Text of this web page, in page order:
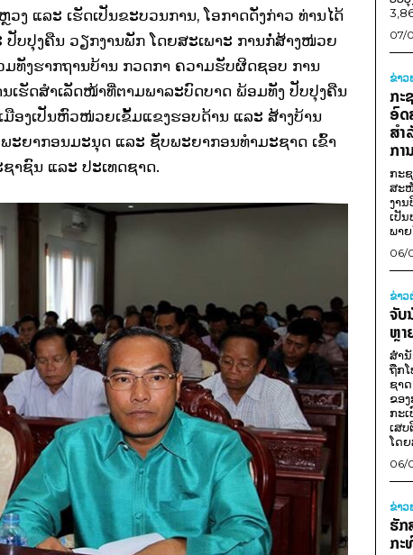
ງ ແລະ ເຮັດເປັນຂະບວນການ, ໂອກາດດັ່ງກ່າວ ທ່ານໄດ້
ບປຸງຄືນ ວຽກງານພັກ ໂດຍສະເພາະ ການກໍ່ສ້າງໜ່ວຍ
ທັງຮາກຖານບ້ານ ກວດກາ ຄວາມຮັບຜິດຊອບ ການ
ຮັດສຳເລັດໜ້າທີ່ຕາມພາລະບົດບາດ ພ້ອມທັງ ປັບປຸງຄືນ
ອງເປັນຫົວໜ່ວຍເຂັ້ມແຂງຮອບດ້ານ ແລະ ສ້າງບ້ານ
ຍາກອນມະນຸດ ແລະ ຊັບພະຍາກອນທຳມະຊາດ ເຂົ້າ
າຊົນ ແລະ ປະເທດຊາດ.
07/
ຂ່າວ
ກະ
ອົດ
ສຳ
ກາ
ກະ
ສະ
ງານ
ເປັ
ພາຍ
06/
ຂ່າວ
ຈັບ
ຫຼາ
ສຳ
ຖືກ
ຊາ
ຂອ
ກະ
ເສ
ໂດຍ
06/
ຂ່າວ
ຮັກ
ກະ